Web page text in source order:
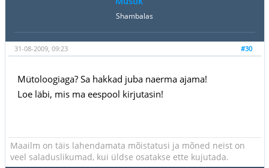
Shambalas
#30
31-08-2009, 09:23
Mütoloogiaga? Sa hakkad juba naerma ajama!
Loe läbi, mis ma eespool kirjutasin!
Maailm on täis lahendamata mõistatusi ja mõned neist on
veel saladuslikumad, kui üldse osatakse ette kujutada.